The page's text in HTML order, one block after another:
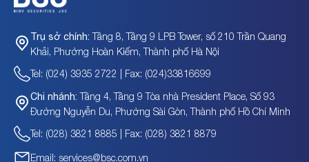
Trụ sở chính: Tầng 8, Tầng 9 LPB Tower, số 210 Trần Quang
Khải, Phường Hoàn Kiếm, Thành phố Hà Nội
Tel: (024) 3935 2722 | Fax: (024)33816699
Chi nhánh: Tầng 4, Tầng 9 Tòa nhà President Place, Số 93
Đường Nguyễn Du, Phường Sài Gòn, Thành phố Hồ Chí Minh
Tel: (028) 3821 8885 | Fax: (028) 3821 8879
Email: services@bsc.com.vn